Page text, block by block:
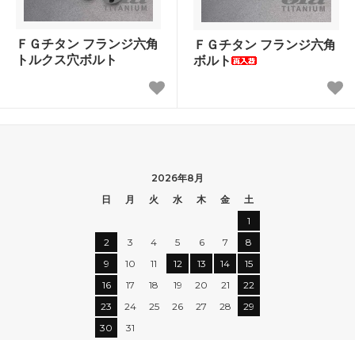
ＦＧチタン フランジ六角
トルクス穴ボルト
ＦＧチタン フランジ六角
ボルト
2026年8月
日
月 火 水 木 金
土
1
2
3 4 5 6 7
8
9
10 11 12 13 14
15
16
17 18 19 20 21
22
23
24 25 26 27 28
29
30
31